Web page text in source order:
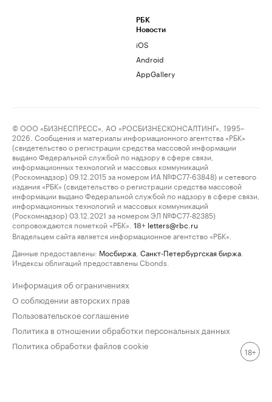
РБК
Новости
iOS
Android
AppGallery
© ООО «БИЗНЕСПРЕСС», АО «РОСБИЗНЕСКОНСАЛТИНГ», 1995–
2026. Сообщения и материалы информационного агентства «РБК»
(свидетельство о регистрации средства массовой информации
выдано Федеральной службой по надзору в сфере связи,
информационных технологий и массовых коммуникаций
(Роскомнадзор) 09.12.2015 за номером ИА №ФС77-63848) и сетевого
издания «РБК» (свидетельство о регистрации средства массовой
информации выдано Федеральной службой по надзору в сфере связи,
информационных технологий и массовых коммуникаций
(Роскомнадзор) 03.12.2021 за номером ЭЛ №ФС77-82385)
сопровождаются пометкой «РБК».
18+ letters@rbc.ru
Владельцем сайта является информационное агентство «РБК».
Данные предоставлены: Мосбиржа Санкт-Петербургская биржа
Индексы облигаций предоставлены Cbonds.
Информация об ограничениях
О соблюдении авторских прав
Пользовательское соглашение
Политика в отношении обработки персональных данных
Политика обработки файлов cookie
18+